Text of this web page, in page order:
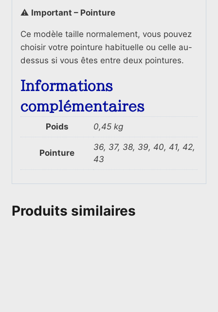
⚠️ Important – Pointure
Ce modèle taille normalement, vous pouvez
choisir votre pointure habituelle ou celle au-
dessus si vous êtes entre deux pointures.
Informations
complémentaires
Poids 0,45 kg
Pointure
36, 37, 38, 39, 40, 41, 42,
43
Produits similaires